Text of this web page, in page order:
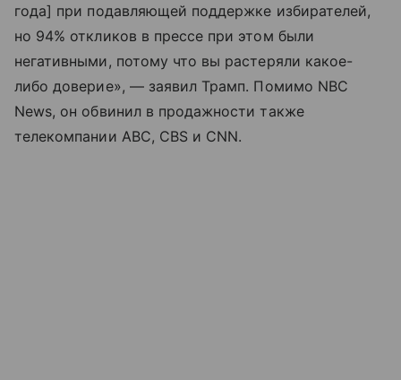
года] при подавляющей поддержке избирателей,
но 94% откликов в прессе при этом были
негативными, потому что вы растеряли какое-
либо доверие», — заявил Трамп. Помимо NBC
News, он обвинил в продажности также
телекомпании ABC, CBS и CNN.